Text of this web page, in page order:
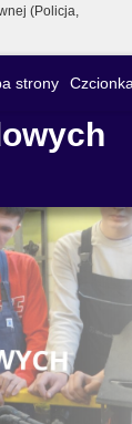
(Policja,
strony Czcionka